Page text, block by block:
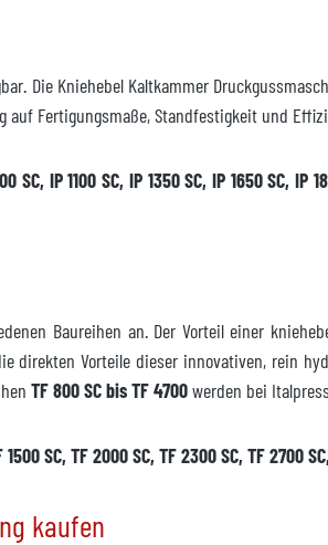
Die Kniehebel Kaltkammer
Fertigungsmaße, Standfestigkeit und
IP 1100 SC, IP 1350 SC, IP 1650 SC, IP
Baureihen an. Der Vorteil einer
Vorteile dieser innovativen, rein
TF 800 SC bis TF 4700werden bei
SC, TF 2000 SC, TF 2300 SC, TF 2700
kaufen